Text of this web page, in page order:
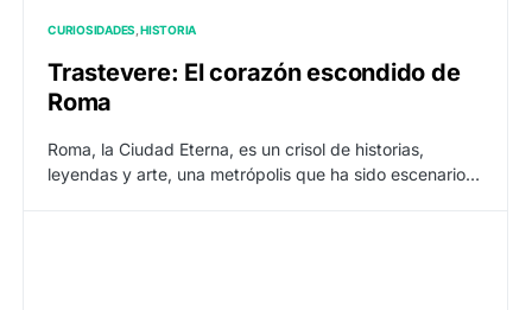
CURIOSIDADES HISTORIA
Trastevere: El corazón escondido de
Roma
Roma, la Ciudad Eterna, es un crisol de historias,
leyendas y arte, una metrópolis que ha sido escenario…